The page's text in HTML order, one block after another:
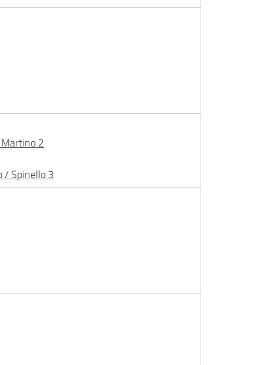
2
/ Spinello 3